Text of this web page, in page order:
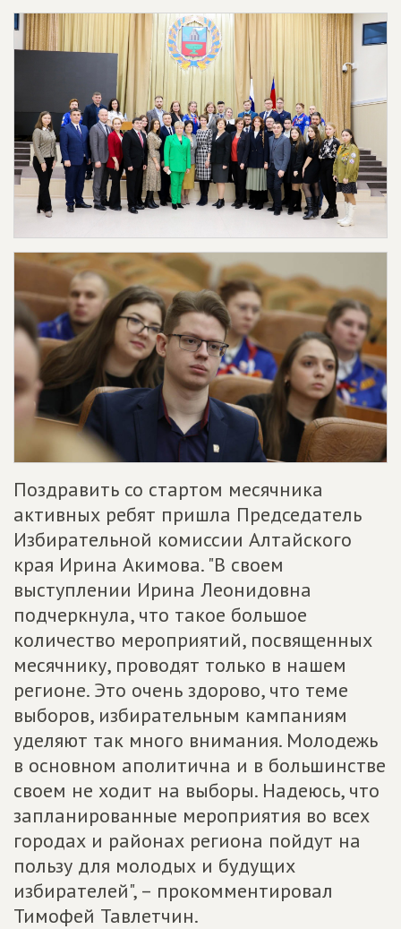
Поздравить со стартом месячника
активных ребят пришла Председатель
Избирательной комиссии Алтайского
края Ирина Акимова. "В своем
выступлении Ирина Леонидовна
подчеркнула, что такое большое
количество мероприятий, посвященных
месячнику, проводят только в нашем
регионе. Это очень здорово, что теме
выборов, избирательным кампаниям
уделяют так много внимания. Молодежь
в основном аполитична и в большинстве
своем не ходит на выборы. Надеюсь, что
запланированные мероприятия во всех
городах и районах региона пойдут на
пользу для молодых и будущих
избирателей", – прокомментировал
Тимофей Тавлетчин.